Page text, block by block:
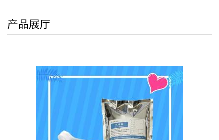
产品展厅